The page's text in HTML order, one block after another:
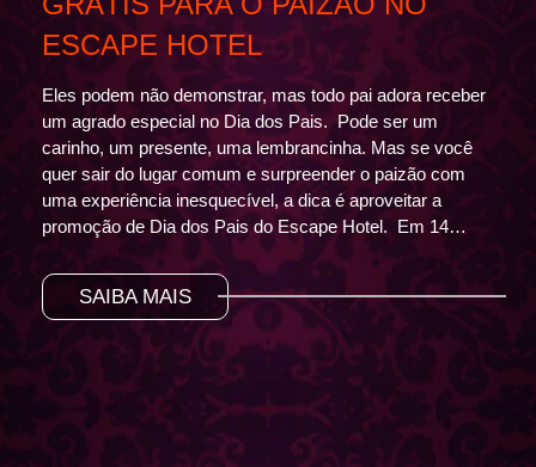
ESCAPE HOTEL
Eles podem não demonstrar, mas todo pai adora receber
um agrado especial no Dia dos Pais. Pode ser um
carinho, um presente, uma lembrancinha. Mas se você
quer sair do lugar comum e surpreender o paizão com
uma experiência inesquecível, a dica é aproveitar a
promoção de Dia dos Pais do Escape Hotel. Em 14…
SAIBA MAIS